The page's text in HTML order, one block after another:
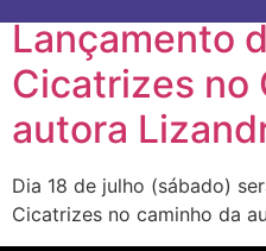
Lançamento
Cicatrizes no
autora
Dia 18 de julho (sábado)
Cicatrizes no caminho da